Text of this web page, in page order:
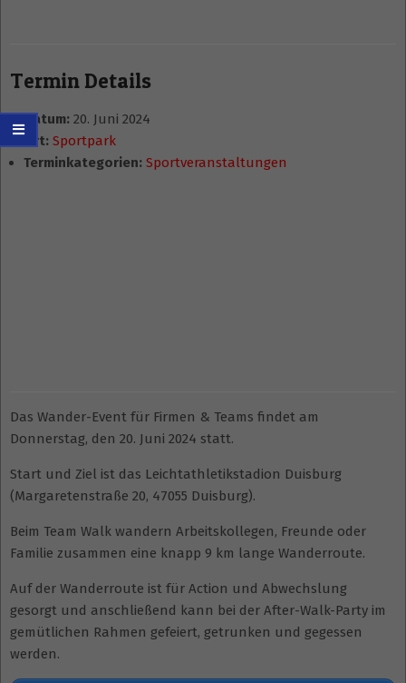
Termin Details
Datum: 20. Juni 2024
Ort: Sportpark
Terminkategorien: Sportveranstaltungen
Das Wander-Event für Firmen & Teams findet am
Donnerstag, den 20. Juni 2024 statt.
Start und Ziel ist das Leichtathletikstadion Duisburg
(Margaretenstraße 20, 47055 Duisburg).
Beim Team Walk wandern Arbeitskollegen, Freunde oder
Familie zusammen eine knapp 9 km lange Wanderroute.
Auf der Wanderroute ist für Action und Abwechslung
gesorgt und anschließend kann bei der After-Walk-Party im
gemütlichen Rahmen gefeiert, getrunken und gegessen
werden.